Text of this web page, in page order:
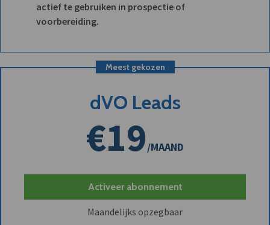
actief te gebruiken in prospectie of
voorbereiding.
Meest gekozen
dVO Leads
€19/MAAND
Activeer abonnement
Maandelijks opzegbaar